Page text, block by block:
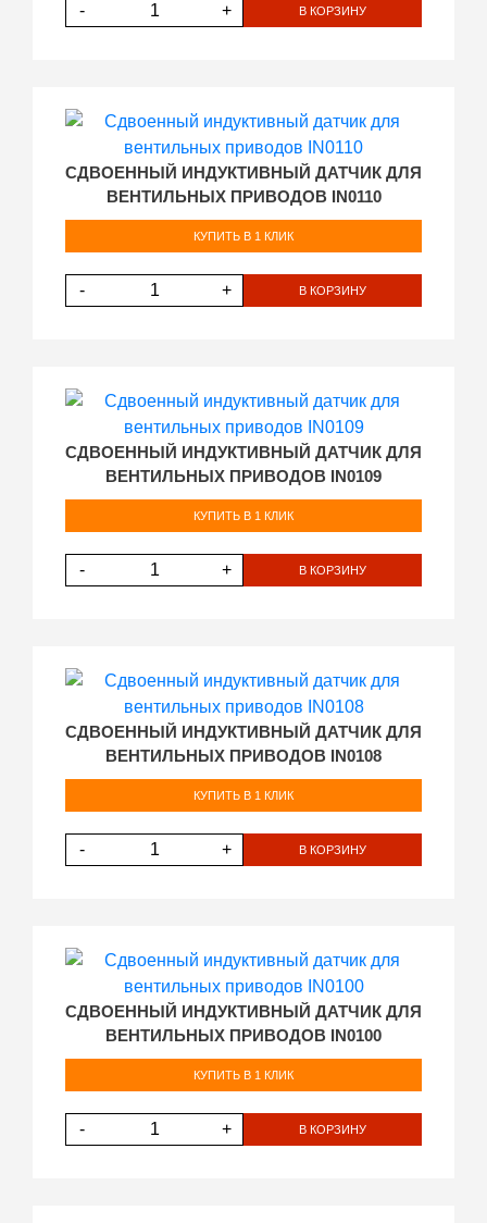
- + В КОРЗИНУ
СДВОЕННЫЙ ИНДУКТИВНЫЙ ДАТЧИК ДЛЯ
ВЕНТИЛЬНЫХ ПРИВОДОВ IN0110
КУПИТЬ В 1 КЛИК
- + В КОРЗИНУ
СДВОЕННЫЙ ИНДУКТИВНЫЙ ДАТЧИК ДЛЯ
ВЕНТИЛЬНЫХ ПРИВОДОВ IN0109
КУПИТЬ В 1 КЛИК
- + В КОРЗИНУ
СДВОЕННЫЙ ИНДУКТИВНЫЙ ДАТЧИК ДЛЯ
ВЕНТИЛЬНЫХ ПРИВОДОВ IN0108
КУПИТЬ В 1 КЛИК
- + В КОРЗИНУ
СДВОЕННЫЙ ИНДУКТИВНЫЙ ДАТЧИК ДЛЯ
ВЕНТИЛЬНЫХ ПРИВОДОВ IN0100
КУПИТЬ В 1 КЛИК
- + В КОРЗИНУ